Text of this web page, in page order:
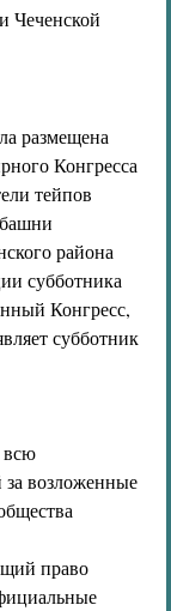
Чеченской
размещена
Конгресса
тейпов
района
субботника
Конгресс,
субботник
всю
возложенные
право